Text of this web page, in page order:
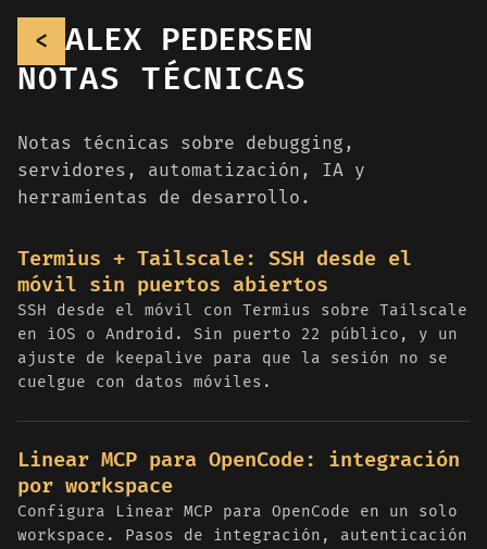
<
ALEX PEDERSEN
NOTAS TÉCNICAS
Notas técnicas sobre debugging,
servidores, automatización, IA y
herramientas de desarrollo.
Termius + Tailscale: SSH desde el
móvil sin puertos abiertos
SSH desde el móvil con Termius sobre Tailscale
en iOS o Android. Sin puerto 22 público, y un
ajuste de keepalive para que la sesión no se
cuelgue con datos móviles.
Linear MCP para OpenCode: integración
por workspace
Configura Linear MCP para OpenCode en un solo
workspace. Pasos de integración, autenticación